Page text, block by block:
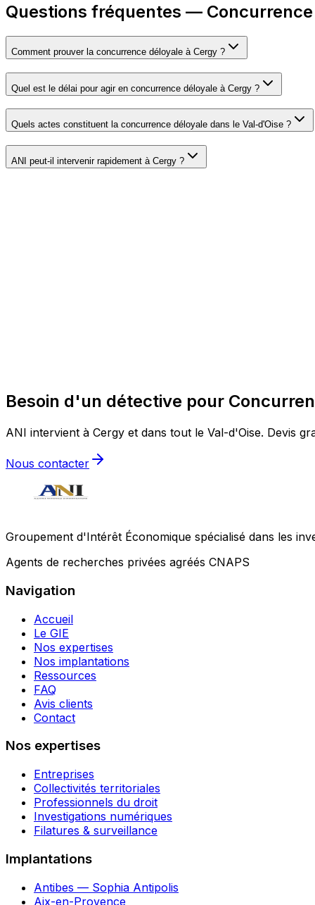
Questions fréquentes —
Comment prouver la concurrence déloyale à Cergy ?
Quel est le délai pour agir en concurrence déloyale à Cergy ?
Quels actes constituent la concurrence déloyale dans le Val-d'Oise ?
ANI peut-il intervenir rapidement à Cergy ?
Besoin d'un détective pour
ANI intervient à Cergy et dans tout le Val-d'Oise. Devis
Nous contacter
Groupement d'Intérêt Économique spécialisé dans les
Agents de recherches privées agréés CNAPS
Navigation
Accueil
Le GIE
Nos expertises
Nos implantations
Ressources
FAQ
Avis clients
Contact
Nos expertises
Entreprises
Collectivités territoriales
Professionnels du droit
Investigations numériques
Filatures & surveillance
Implantations
Antibes — Sophia Antipolis
Aix-en-Provence